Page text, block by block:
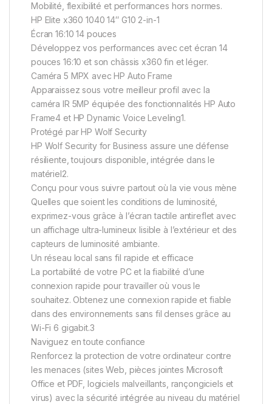
Mobilité, flexibilité et performances hors normes.
HP Elite x360 1040 14″ G10 2-in-1
Écran 16:10 14 pouces
Développez vos performances avec cet écran 14
pouces 16:10 et son châssis x360 fin et léger.
Caméra 5 MPX avec HP Auto Frame
Apparaissez sous votre meilleur profil avec la
caméra IR 5MP équipée des fonctionnalités HP Auto
Frame4 et HP Dynamic Voice Leveling1.
Protégé par HP Wolf Security
HP Wolf Security for Business assure une défense
résiliente, toujours disponible, intégrée dans le
matériel2.
Conçu pour vous suivre partout où la vie vous mène
Quelles que soient les conditions de luminosité,
exprimez-vous grâce à l’écran tactile antireflet avec
un affichage ultra-lumineux lisible à l’extérieur et des
capteurs de luminosité ambiante.
Un réseau local sans fil rapide et efficace
La portabilité de votre PC et la fiabilité d’une
connexion rapide pour travailler où vous le
souhaitez. Obtenez une connexion rapide et fiable
dans des environnements sans fil denses grâce au
Wi-Fi 6 gigabit.3
Naviguez en toute confiance
Renforcez la protection de votre ordinateur contre
les menaces (sites Web, pièces jointes Microsoft
Office et PDF, logiciels malveillants, rançongiciels et
virus) avec la sécurité intégrée au niveau du matériel